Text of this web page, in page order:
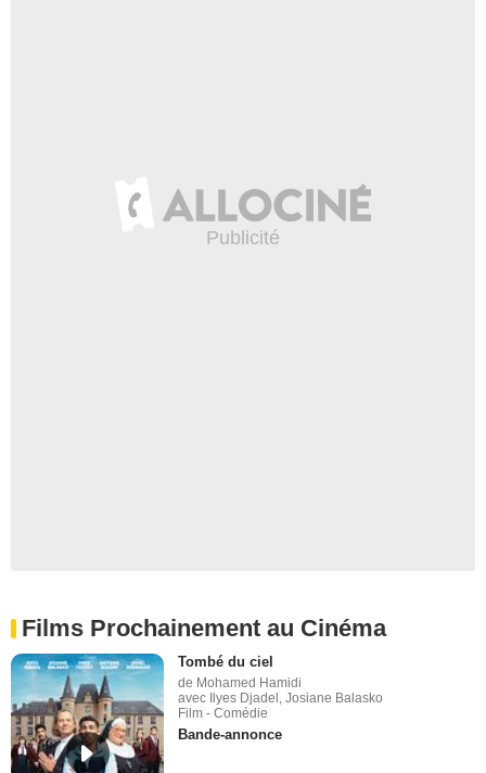
Films Prochainement au Cinéma
Tombé du ciel
de Mohamed Hamidi
avec Ilyes Djadel, Josiane Balasko
Film - Comédie
Bande-annonce